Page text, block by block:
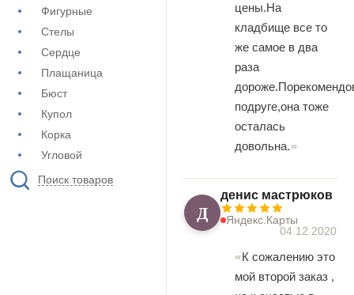
Фигурные
Стелы
Сердце
Плащаница
Бюст
Купол
Корка
Угловой
Поиск товаров
цены.На
кладбище все то
же самое в два
раза
подруге,она тоже
осталась
довольна.
Д
денис мастрюков
Яндекс.Карты
04.12.2020
К сожалению это
мой второй заказ ,